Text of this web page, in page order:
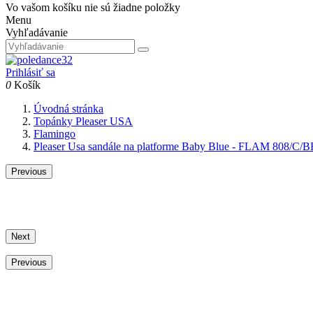
Vo vašom košíku nie sú žiadne položky
Menu
Vyhľadávanie
Prihlásiť sa
0 Košík
Úvodná stránka
Topánky Pleaser USA
Flamingo
Pleaser Usa sandále na platforme Baby Blue - FLAM 808/C/
Previous
Next
Previous